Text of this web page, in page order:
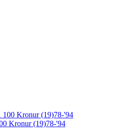
Kronur (19)78-'94